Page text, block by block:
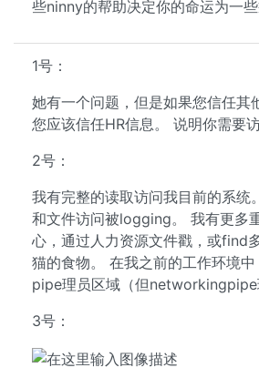
些ninny的帮助决定你的命运为一
1号：
她有一个问题，但是如果您信任其
您应该信任HR信息。 说明你需要
2号：
我有完整的读取访问我目前的系统
和文件访问被logging。 我有更多
心，通过人力资源文件戳，或find
猫的食物。 在我之前的工作环境
pipe理员区域（但networkingpipe
3号：